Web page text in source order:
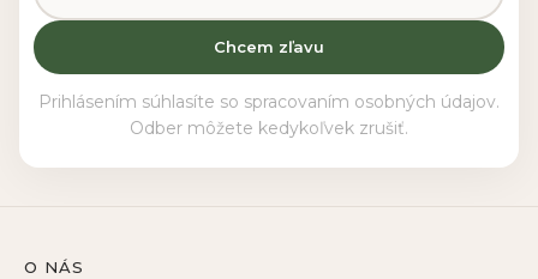
Chcem zľavu
Prihlásením súhlasíte so spracovaním osobných údajov.
Odber môžete kedykoľvek zrušiť.
O NÁS